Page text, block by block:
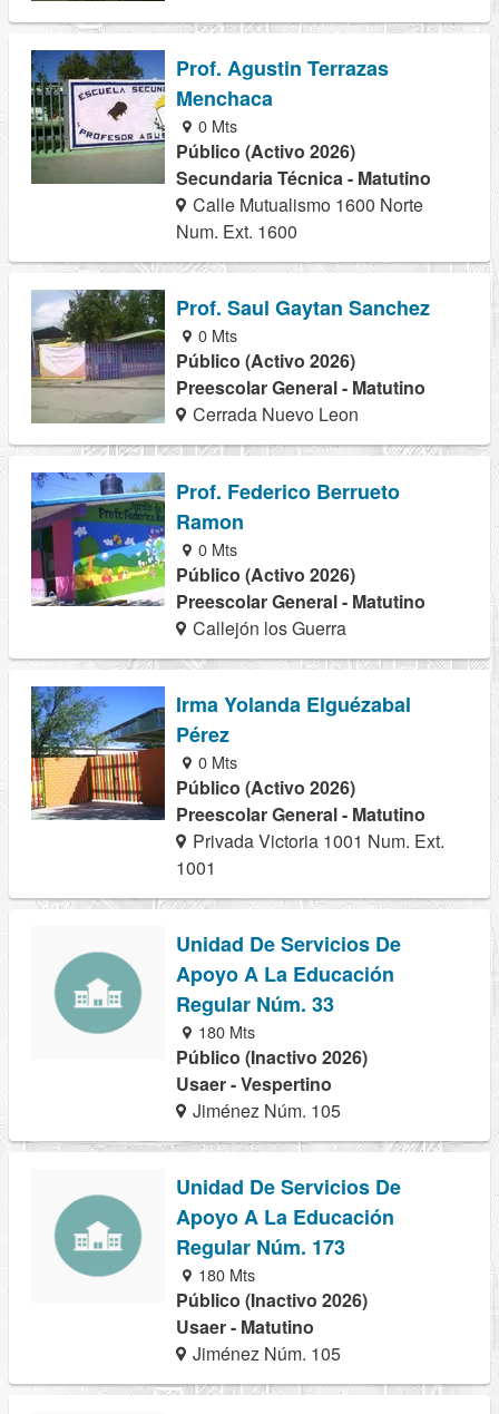
Prof. Agustin Terrazas
Menchaca
0 Mts
Público (Activo 2026)
Secundaria Técnica - Matutino
Calle Mutualismo 1600 Norte
Num. Ext. 1600
Prof. Saul Gaytan Sanchez
0 Mts
Público (Activo 2026)
Preescolar General - Matutino
Cerrada Nuevo Leon
Prof. Federico Berrueto
Ramon
0 Mts
Público (Activo 2026)
Preescolar General - Matutino
Callejón los Guerra
Irma Yolanda Elguézabal
Pérez
0 Mts
Público (Activo 2026)
Preescolar General - Matutino
Privada Victoria 1001 Num. Ext.
1001
Unidad De Servicios De
Apoyo A La Educación
Regular Núm. 33
180 Mts
Público (Inactivo 2026)
Usaer - Vespertino
Jiménez Núm. 105
Unidad De Servicios De
Apoyo A La Educación
Regular Núm. 173
180 Mts
Público (Inactivo 2026)
Usaer - Matutino
Jiménez Núm. 105